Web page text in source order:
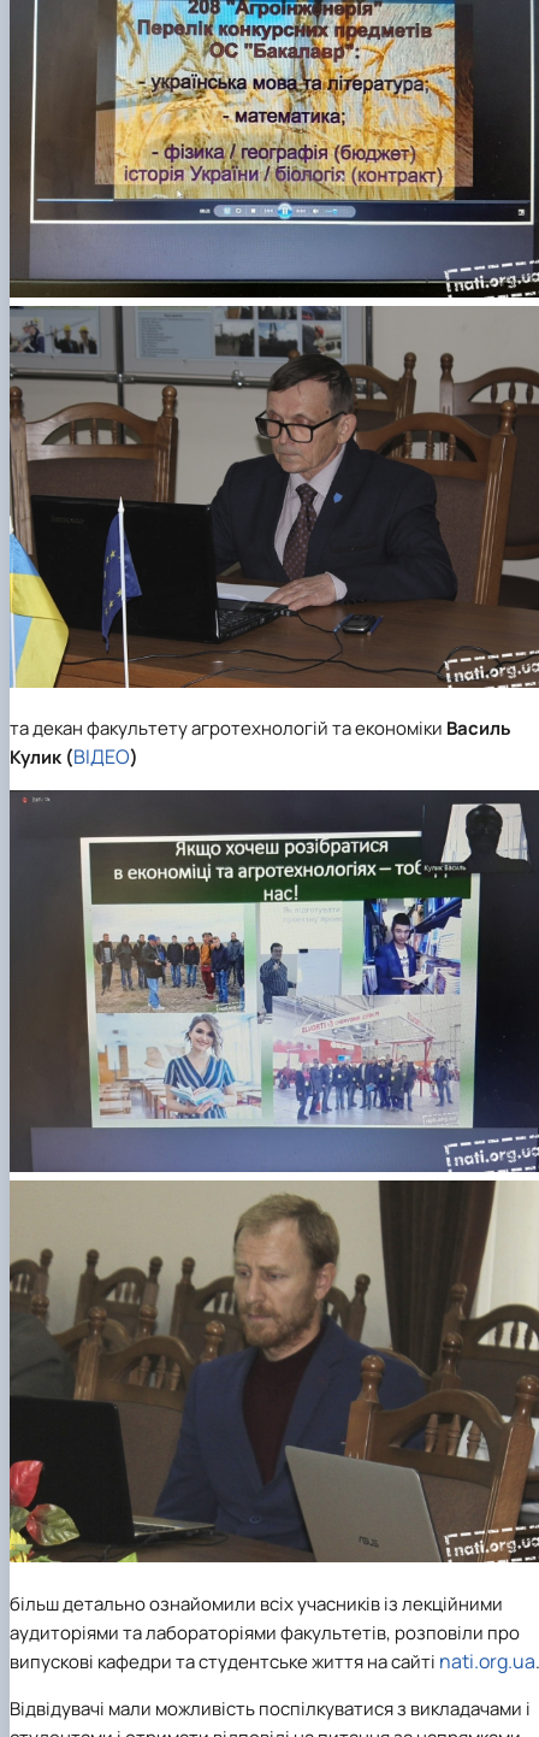
та декан факультету агротехнологій та економіки Василь
Кулик (ВІДЕО)
більш детально ознайомили всіх учасників із лекційними
аудиторіями та лабораторіями факультетів, розповіли про
випускові кафедри та студентське життя на сайті nati.org.ua.
Відвідувачі мали можливість поспілкуватися з викладачами і